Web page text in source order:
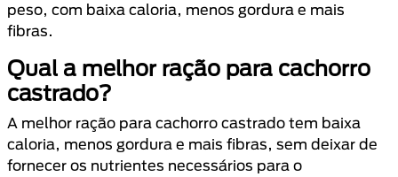
peso, com baixa caloria, menos gordura e mais
fibras.
Qual a melhor ração para cachorro
castrado?
A melhor ração para cachorro castrado tem baixa
caloria, menos gordura e mais fibras, sem deixar de
fornecer os nutrientes necessários para o